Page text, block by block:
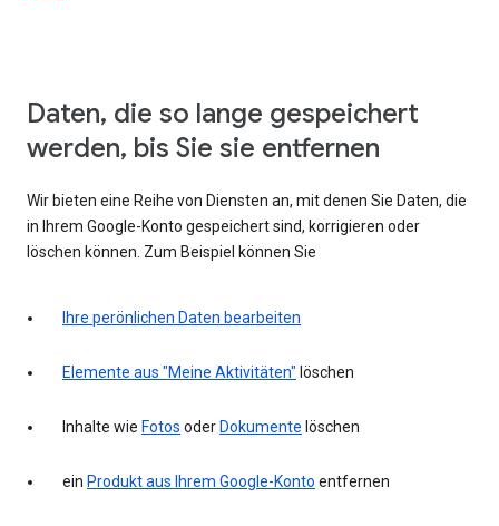
Daten, die so lange gespeichert
werden, bis Sie sie entfernen
Wir bieten eine Reihe von Diensten an, mit denen Sie Daten, die
in Ihrem Google-Konto gespeichert sind, korrigieren oder
löschen können. Zum Beispiel können Sie
Ihre perönlichen Daten bearbeiten
Elemente aus "Meine Aktivitäten" löschen
Inhalte wie Fotos oder Dokumente löschen
ein Produkt aus Ihrem Google-Konto entfernen